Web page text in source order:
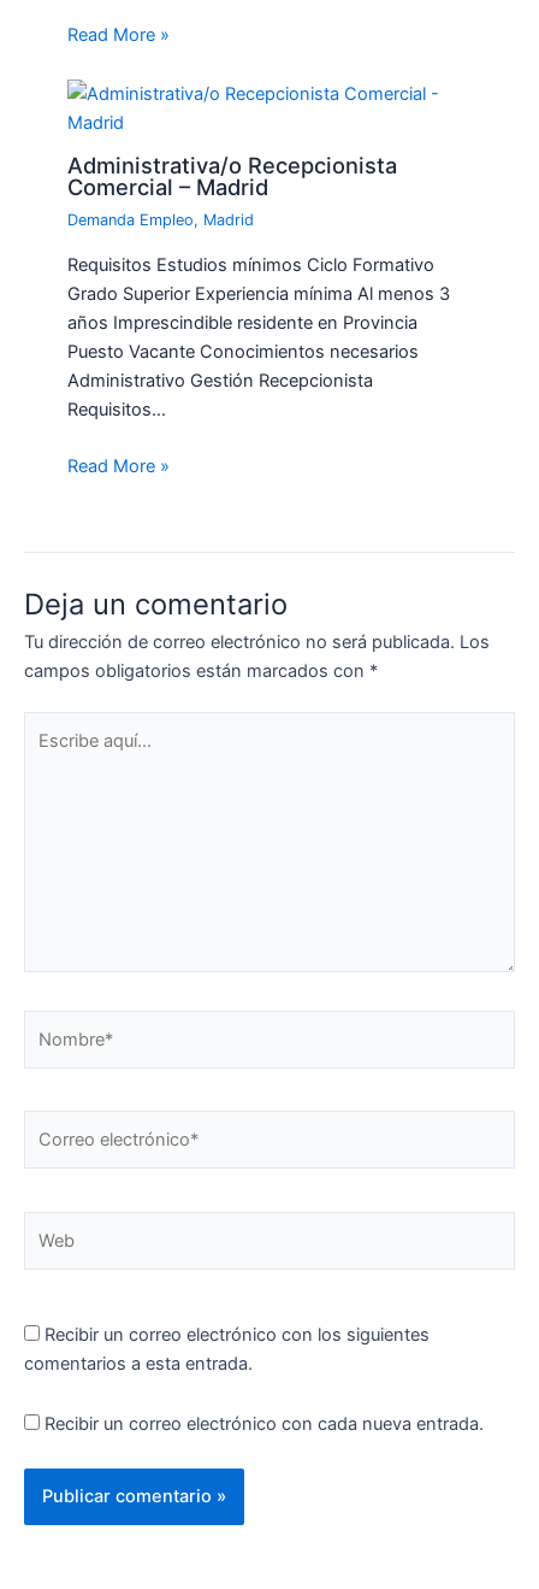
Read More »
Administrativa/o Recepcionista
Comercial – Madrid
Demanda Empleo, Madrid
Requisitos Estudios mínimos Ciclo Formativo
Grado Superior Experiencia mínima Al menos 3
años Imprescindible residente en Provincia
Puesto Vacante Conocimientos necesarios
Administrativo Gestión Recepcionista
Requisitos…
Read More »
Deja un comentario
Tu dirección de correo electrónico no será publicada. Los
campos obligatorios están marcados con *
aquí...
Recibir un correo electrónico con los siguientes
comentarios a esta entrada.
Recibir un correo electrónico con cada nueva entrada.